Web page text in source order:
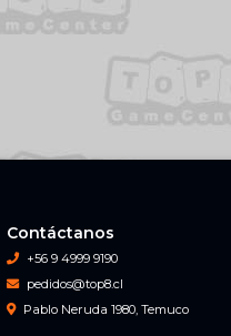
Contáctanos
+56 9 4999 9190
pedidos@top8.cl
Pablo Neruda 1980, Temuco